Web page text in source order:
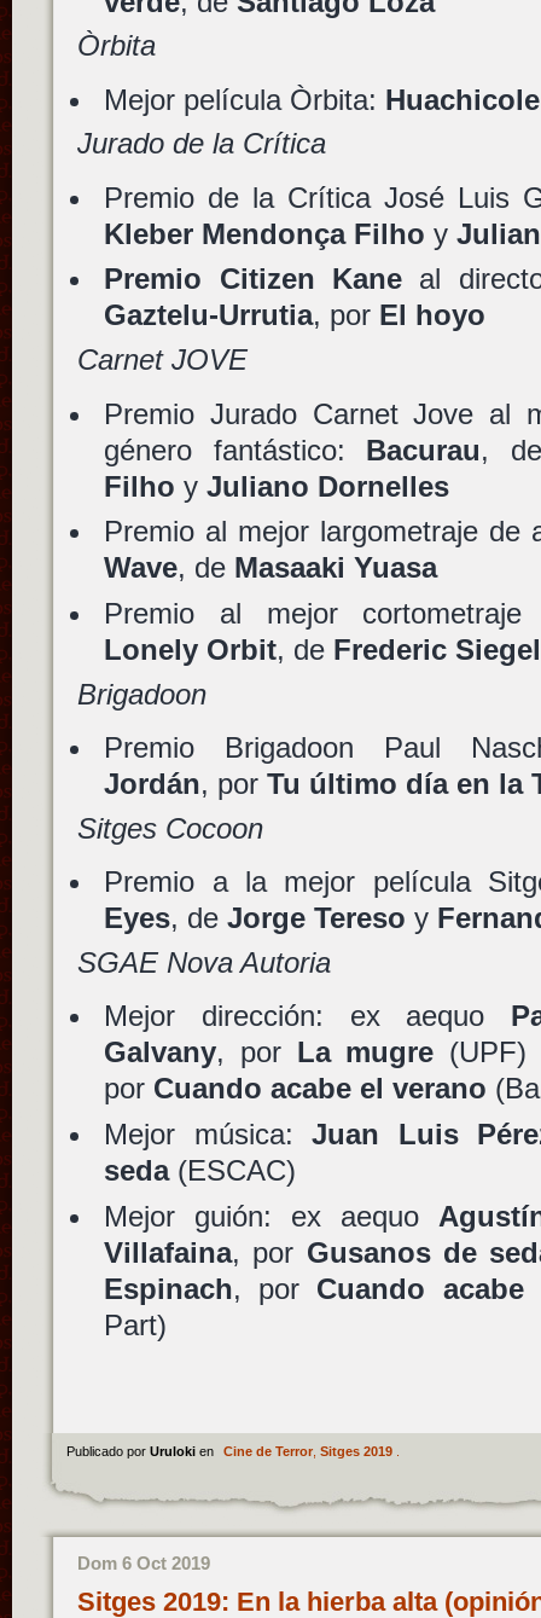
Òrbita
Mejor película Òrbita:
Jurado de la Crítica
Premio de la Crítica José Luis
Kleber Mendonça Filho y
Premio Citizen Kaneal
Gaztelu-Urrutia, por El hoyo
Carnet JOVE
Premio Jurado Carnet Jove al
género fantástico: Bacurau,
Filho yJuliano Dornelles
Premio al mejor largometraje de
Wave, de Masaaki Yuasa
Premio al mejor
Lonely Orbit, de Frederic Siegel
Brigadoon
Premio Brigadoon Paul
Jordán, porTu último día en la
Sitges Cocoon
Premio a la mejor película
Eyes, deJorge Tereso y
SGAE Nova Autoria
Mejor dirección: ex aequo
Galvany, por La mugre
por Cuando acabe el verano
Mejor música:Juan Luis
seda(ESCAC)
Mejor guión: ex aequo
Villafaina, por Gusanos de
Espinach, por Cuando acabe
Part)
Publicado por Uruloki en Cine de Terror, Sitges 2019.
Dom 6 Oct 2019
Sitges 2019: En la hierba alta